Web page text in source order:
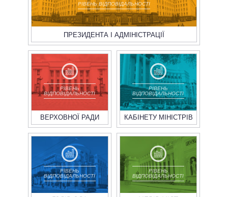
РІВЕНЬ ВІДПОВІДАЛЬНОСТІ
ПРЕЗИДЕНТА І АДМІНІСТРАЦІЇ
РІВЕНЬ
ВІДПОВІДАЛЬНОСТІ
ВЕРХОВНОЇ РАДИ
РІВЕНЬ
ВІДПОВІДАЛЬНОСТІ
КАБІНЕТУ МІНІСТРІВ
РІВЕНЬ
ВІДПОВІДАЛЬНОСТІ
РІВЕНЬ
ВІДПОВІДАЛЬНОСТІ